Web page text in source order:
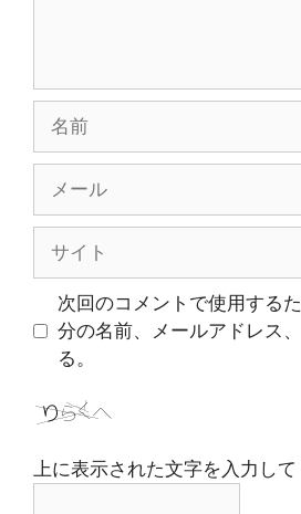
ル
次回のコメントで使用する
分の名前、メールアドレス
る。
上に表示された文字を入力して